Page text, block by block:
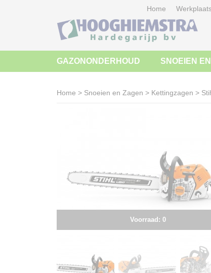
Home
GAZONONDERHOUD SNOEIEN
Home > Snoeien en Zagen > Kettingzagen >
Voorraad: 0